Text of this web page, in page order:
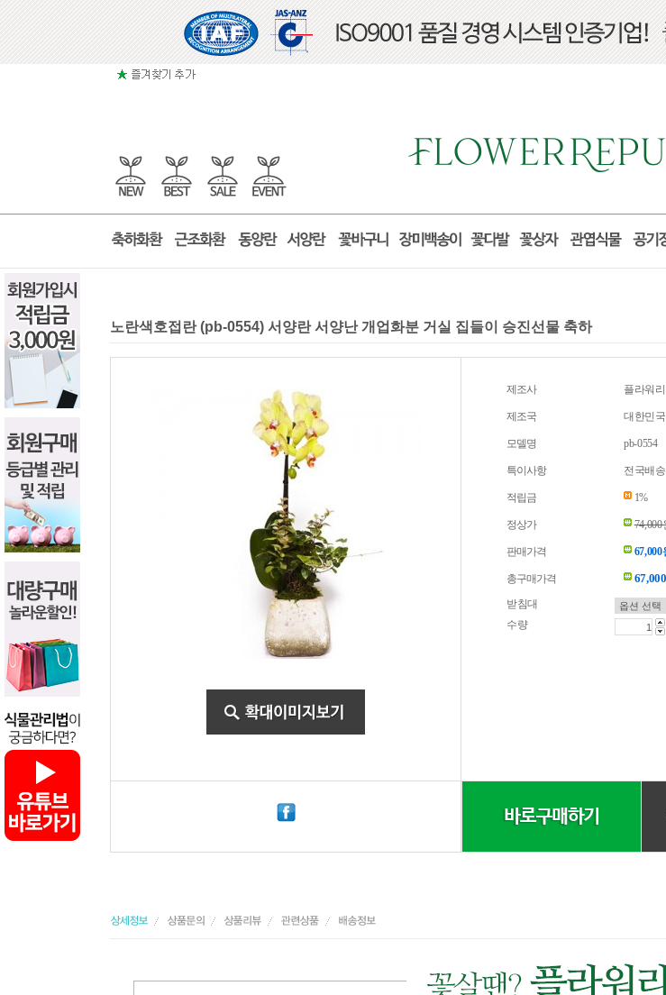
노란색호접란 (pb-0554) 서양란 서양난 개업화분 거실 집들이 승진선물 축하
제조사 플라워
제조국 대한민국
모델명 pb-0554
특이사항 전국배
적립금 1%
정상가 74,000
판매가격 67,000
총구매가격 67,000
받침대
수량